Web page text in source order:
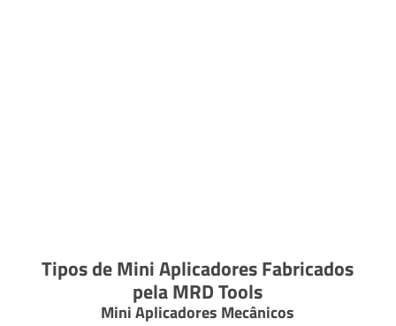
Tipos de Mini Aplicadores Fabricados
pela MRD Tools
Mini Aplicadores Mecânicos